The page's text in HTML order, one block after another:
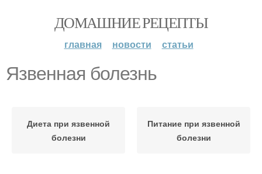
ДОМАШНИЕ РЕЦЕПТЫ
главная новости статьи
Язвенная болезнь
Диета при язвенной
болезни
Питание при язвенной
болезни